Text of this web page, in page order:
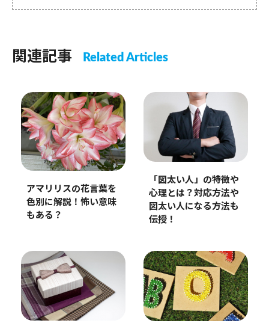
関連記事 Related Articles
アマリリスの花言葉を
色別に解説！怖い意味
もある？
「図太い人」の特徴や
心理とは？対応方法や
図太い人になる方法も
伝授！